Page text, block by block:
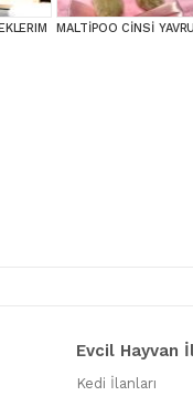
Evcil Hayvan
Kedi İlanları